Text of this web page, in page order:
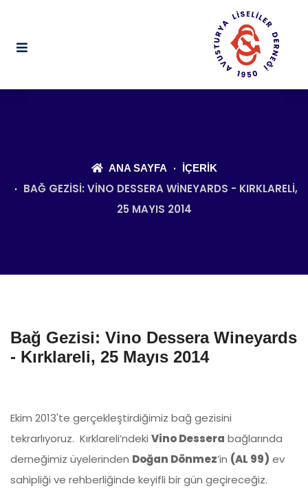
ANA SAYFA İÇERIK
BAĞ GEZISI: VINO DESSERA WINEYARDS - KIRKLARELI,
25 MAYIS 2014
Bağ Gezisi: Vino Dessera Wineyards
- Kırklareli, 25 Mayıs 2014
Ekim 2013'te gerçekleştirdiğimiz bağ gezisini
tekrarlıyoruz. Kırklareli’ndeki Vino Dessera bağlarında
derneğimiz üyelerinden Doğan Dönmez’in (AL 99) ev
sahipliği ve rehberliğinde keyifli bir gün geçireceğiz.